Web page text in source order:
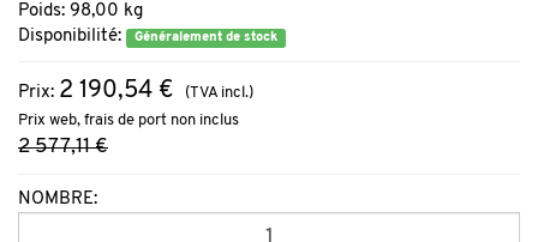
Poids: 98,00 kg
Disponibilité:
Généralement de stock
Prix: 2 190,54 €
(TVA incl.)
Prix web, frais de port non inclus
2 577,11 €
NOMBRE: